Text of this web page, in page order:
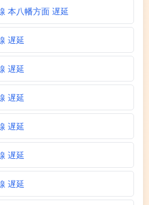
本八幡方面 遅延
遅延
遅延
遅延
遅延
遅延
遅延